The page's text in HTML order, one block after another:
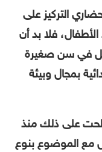
التركيز على
الأطفال، فلا بد أن
في سن صغيرة
بمجال وبيئة
على ذلك منذ
مع الموضوع بنوع